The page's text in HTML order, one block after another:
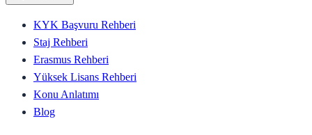
KYK Başvuru Rehberi
Staj Rehberi
Erasmus Rehberi
Yüksek Lisans Rehberi
Konu Anlatımı
Blog